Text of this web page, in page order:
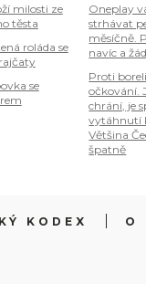
milosti ze
těsta
roláda se
se
Oneplay
strhávat
měsíčně.
navíc a
Proti
očkování.
chrání, je
vytáhnutí
Většina
špatně
KODEX O